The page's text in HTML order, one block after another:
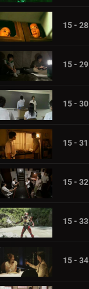
15 - 28
15 - 29
15 - 30
15 - 31
15 - 32
15 - 33
15 - 34